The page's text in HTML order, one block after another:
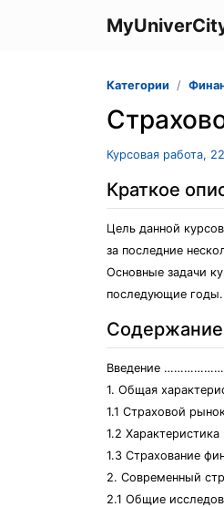
Категории
Курсовая работа,
Краткое
Цель данной
за последние
Основные задачи
последующие годы.
Содержание
Введение
1. Общая
1.1 Страховой
1.2
1.3 Страхование
2. Современный
2.1 Общие